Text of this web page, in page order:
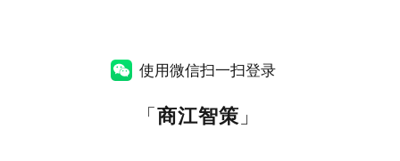
使用微信扫一扫登录
「商江智策 」